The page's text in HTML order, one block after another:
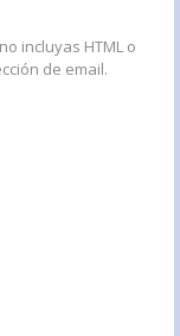
incluyas HTML o
de email.